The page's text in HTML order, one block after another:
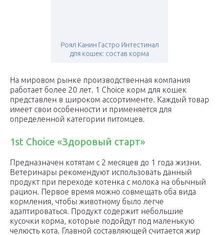
Роял Канин Гастро Интестинал
для кошек: состав корма
На мировом рынке производственная компания
работает более 20 лет. 1 Choice корм для кошек
представлен в широком ассортименте. Каждый товар
имеет свои особенности и применяется для
определенной категории питомцев.
1st Choice «Здоровый старт»
Предназначен котятам с 2 месяцев до 1 года жизни.
Ветеринары рекомендуют использовать данный
продукт при переходе котенка с молока на обычный
рацион. Первое время можно совмещать оба вида
кормления, чтобы животному было легче
адаптироваться. Продукт содержит небольшие
кусочки корма, которые подойдут под маленькую
челюсть кота. Главной составляющей считается жир